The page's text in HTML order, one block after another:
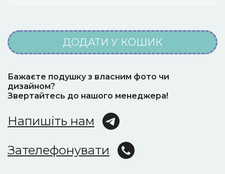
ДОДАТИ У КОШИК
Бажаєте подушку з власним фото чи
дизайном?
Звертайтесь до нашого менеджера!
Напишіть нам
Зателефонувати